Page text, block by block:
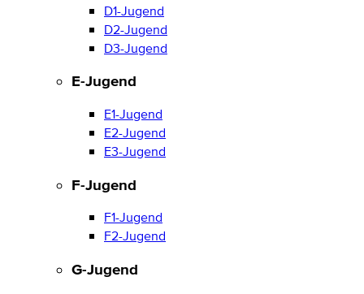
D1-Jugend
D2-Jugend
D3-Jugend
E-Jugend
E1-Jugend
E2-Jugend
E3-Jugend
F-Jugend
F1-Jugend
F2-Jugend
G-Jugend